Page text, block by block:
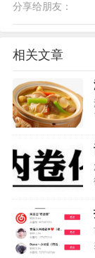
分享给朋友：
相关文章